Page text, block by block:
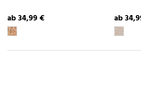
ab 34,99 € ab